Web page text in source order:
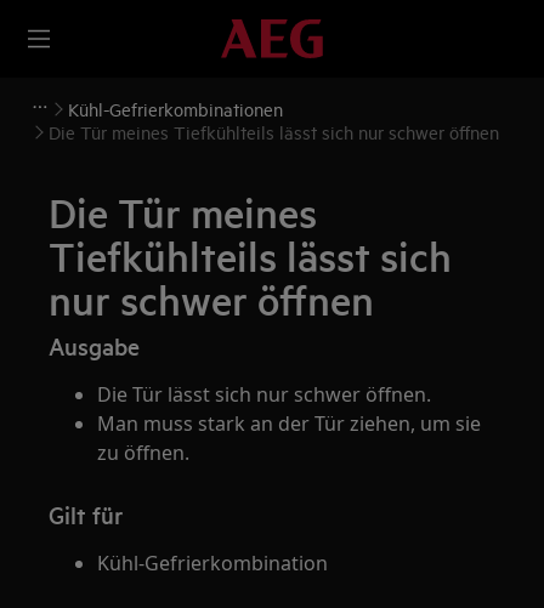
Kühl-Gefrierkombinationen
Die Tür meines Tiefkühlteils lässt sich nur schwer öffnen
Die Tür meines
Tiefkühlteils lässt sich
nur schwer öffnen
Ausgabe
Die Tür lässt sich nur schwer öffnen.
Man muss stark an der Tür ziehen, um sie
zu öffnen.
Gilt für
Kühl-Gefrierkombination